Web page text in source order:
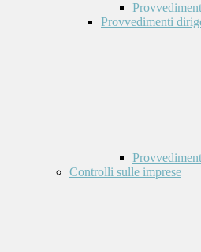
Provvedimenti
Controlli sulle imprese